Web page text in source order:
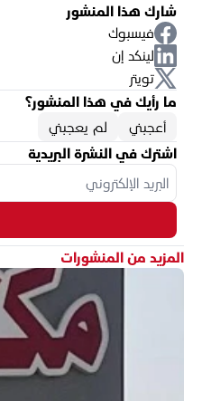
شارك هذا المنشور
فيسبوك
لينكد إن
تويتر
ما رأيك في هذا المنشور؟
أعجبني
لم يعجبني
اشترك في النشرة البريدية
المزيد من المنشورات